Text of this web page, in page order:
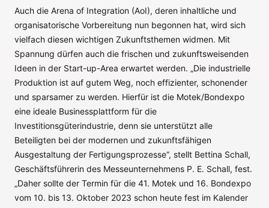
Auch die Arena of Integration (AoI), deren inhaltliche und
organisatorische Vorbereitung nun begonnen hat, wird sich
vielfach diesen wichtigen Zukunftsthemen widmen. Mit
Spannung dürfen auch die frischen und zukunftsweisenden
Ideen in der Start-up-Area erwartet werden. „Die industrielle
Produktion ist auf gutem Weg, noch effizienter, schonender
und sparsamer zu werden. Hierfür ist die Motek/Bondexpo
eine ideale Businessplattform für die
Investitionsgüterindustrie, denn sie unterstützt alle
Beteiligten bei der modernen und zukunftsfähigen
Ausgestaltung der Fertigungsprozesse“, stellt Bettina Schall,
Geschäftsführerin des Messeunternehmens P. E. Schall, fest.
„Daher sollte der Termin für die 41. Motek und 16. Bondexpo
vom 10. bis 13. Oktober 2023 schon heute fest im Kalender